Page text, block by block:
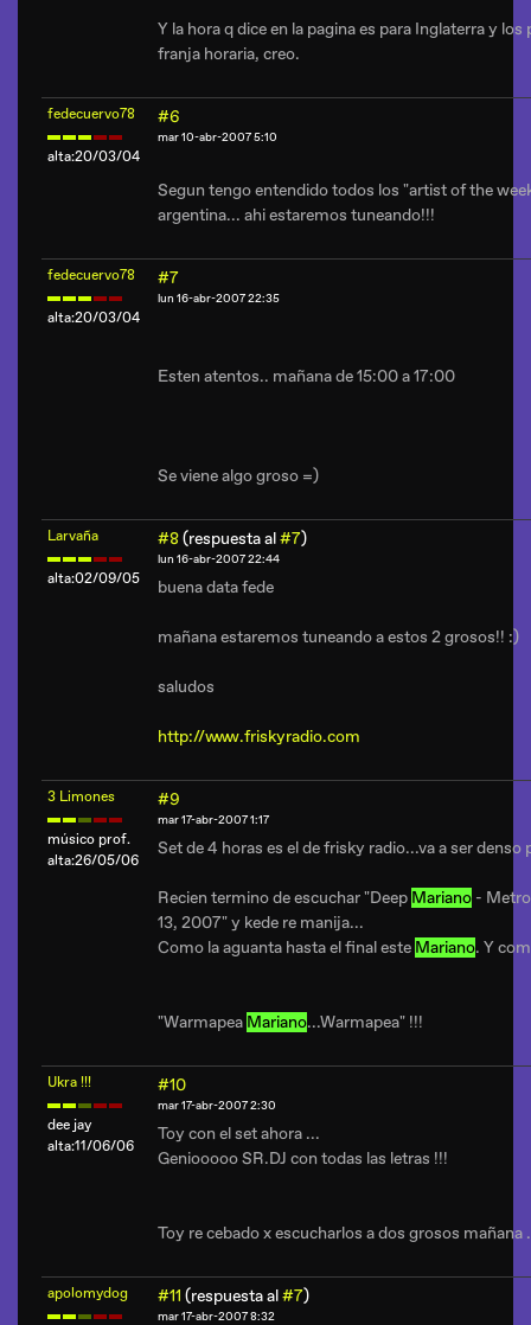
Y la hora q dice en la pagina es para Inglaterra y
franja horaria, creo.
fedecuervo78
alta:20/03/04
#6
mar 10-abr-2007 5:10
Segun tengo entendido todos los "artist of the
argentina... ahi estaremos tuneando!!!
fedecuervo78
alta:20/03/04
#7
lun 16-abr-2007 22:35
Esten atentos.. mañana de 15:00 a 17:00
Se viene algo groso =)
Larvaña
alta:02/09/05
#8(respuesta al#7)
lun 16-abr-2007 22:44
buena data fede
mañana estaremos tuneando a estos 2 grosos!! :)
saludos
http://www.friskyradio.com
3 Limones
músico prof.
alta:26/05/06
#9
mar 17-abr-2007 1:17
Set de 4 horas es el de frisky radio...va a ser denso
Recien termino de escuchar "Deep Mariano -
13, 2007" y kede re manija...
Como la aguanta hasta el final este Mariano. Y
"Warmapea Mariano...Warmapea" !!!
Ukra !!!
dee jay
alta:11/06/06
#10
mar 17-abr-2007 2:30
Toy con el set ahora ...
Geniooooo SR.DJ con todas las letras !!!
Toy re cebado x escucharlos a dos grosos mañana
apolomydog #11 (respuesta al#7)
mar 17-abr-2007 8:32